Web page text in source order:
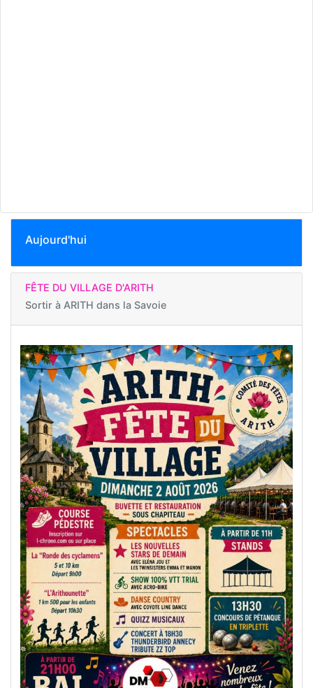
Aujourd'hui
FÊTE DU VILLAGE D'ARITH
Sortir à ARITH dans la Savoie